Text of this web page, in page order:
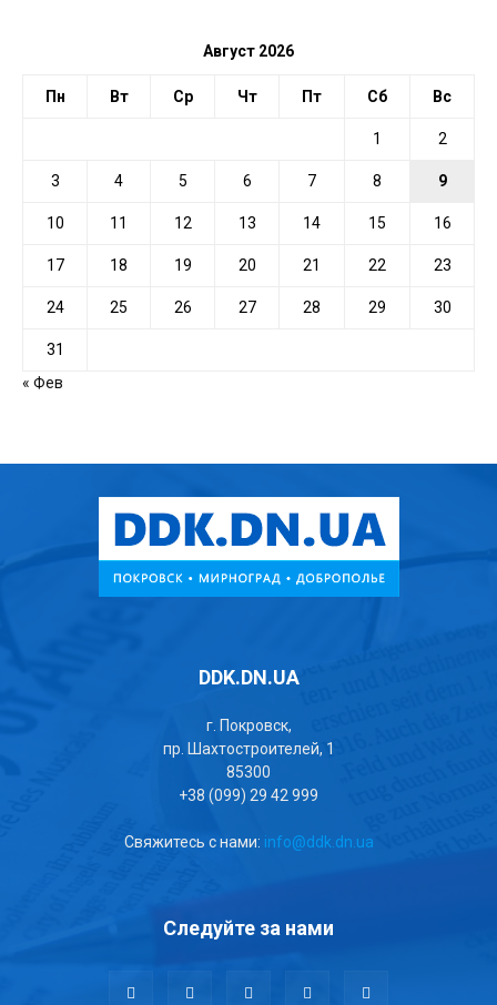
Август 2026
Пн Вт Ср Чт Пт Сб Вс
1 2
3 4 5 6 7 8 9
10 11 12 13 14 15 16
17 18 19 20 21 22 23
24 25 26 27 28 29 30
31
« Фев
DDK.DN.UA
г. Покровск,
пр. Шахтостроителей, 1
85300
+38 (099) 29 42 999
Свяжитесь с нами: info@ddk.dn.ua
Следуйте за нами